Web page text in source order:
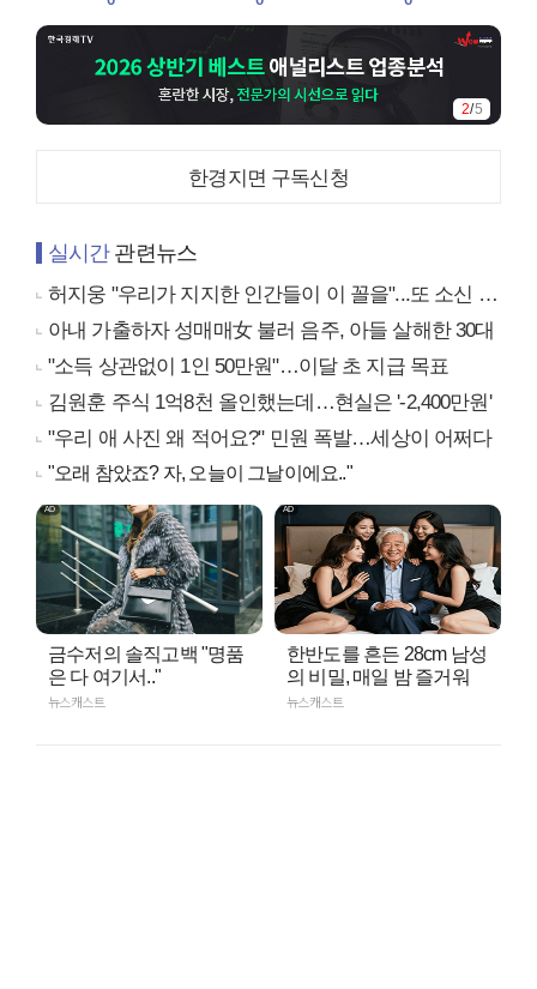
3/5
한경지면 구독신청
실시간관련뉴스
허지웅 "우리가 지지한 인간들이 이 꼴을"...또 소신 발언
아내 가출하자 성매매女 불러 음주, 아들 살해한 30대
"소득 상관없이 1인 50만원"…이달 초 지급 목표
김원훈 주식 1억8천 올인했는데…현실은 '-2,400만원'
"우리 애 사진 왜 적어요?" 민원 폭발…세상이 어쩌다
"오래 참았죠? 자, 오늘이 그날이에요.."
금수저의 솔직고백 "명품
은 다 여기서.."
뉴스캐스트
한반도를 흔든 28cm 남성
의 비밀, 매일 밤 즐거워
뉴스캐스트